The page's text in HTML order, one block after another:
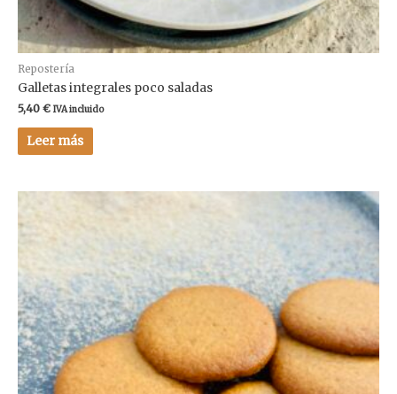
Repostería
Galletas integrales poco saladas
5,40 € IVA incluido
Leer más